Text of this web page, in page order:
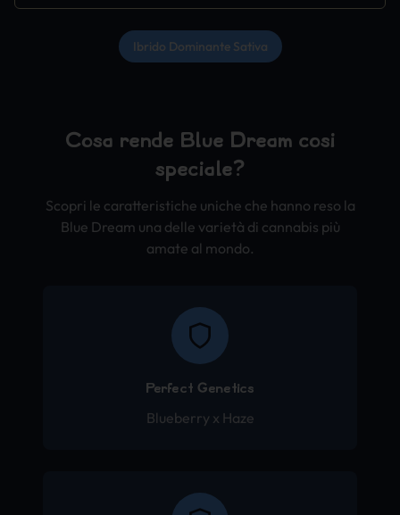
Ibrido Dominante Sativa
Cosa rende Blue Dream così
speciale?
Scopri le caratteristiche uniche che hanno reso la
Blue Dream una delle varietà di cannabis più
amate al mondo.
Perfect Genetics
Blueberry x Haze